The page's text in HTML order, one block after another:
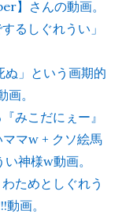
】さんの動画。
るしぐれうい」
ぬ」という画期的
。
みこだにぇー』
マw + クソ絵馬
神様w動画。
ためとしぐれう
画。